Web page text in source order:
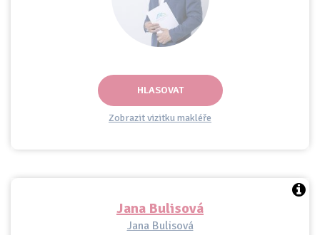
HLASOVAT
Zobrazit vizitku makléře
Jana Bulisová
Jana Bulisová